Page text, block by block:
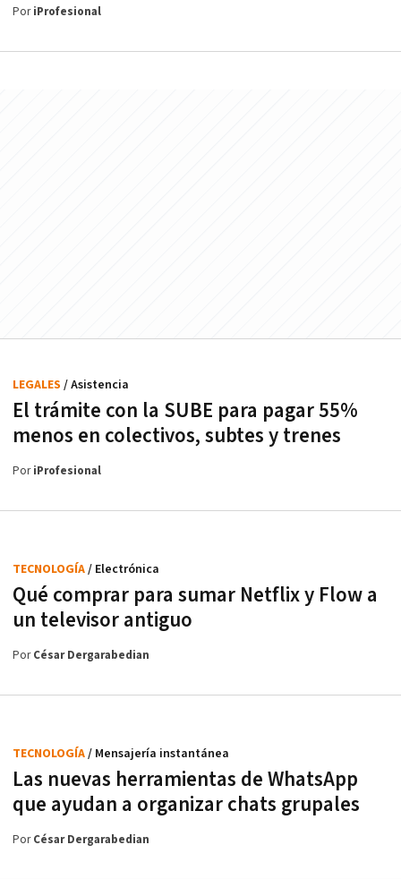
PoriProfesional
El trámite con la SUBE para pagar 55%
menos en colectivos, subtes y trenes
LEGALES / Asistencia
PoriProfesional
Qué comprar para sumar Netflix y Flow a
un televisor antiguo
TECNOLOGÍA/ Electrónica
PorCésar Dergarabedian
Las nuevas herramientas de WhatsApp
que ayudan a organizar chats grupales
TECNOLOGÍA/ Mensajería instantánea
PorCésar Dergarabedian